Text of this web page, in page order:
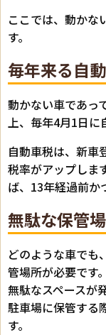
ここでは、動かな
す。
毎年来る自
動かない車であっ
上、毎年4月1日に
自動車税は、新車
税率がアップしま
ば、13年経過前か
無駄な保管
どのような車でも
管場所が必要です
無駄なスペースが
駐車場に保管する
す。